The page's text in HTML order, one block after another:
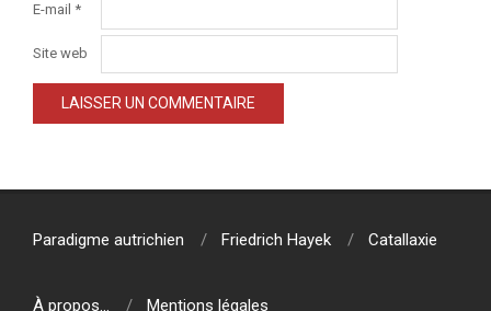
E-mail *
Site web
Paradigme autrichien Friedrich Hayek Catallaxie
À propos… Mentions légales